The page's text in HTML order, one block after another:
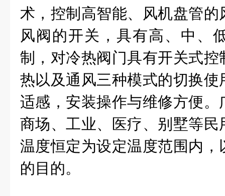
术，控制高智能、风机盘管
风阀的开关，具有高、中、
制，对冷热阀门具有开关式
热以及通风三种模式的切换
适感，安装操作与维修方便
商场、工业、医疗、别墅等
温度恒定为设定温度范围内
的目的。